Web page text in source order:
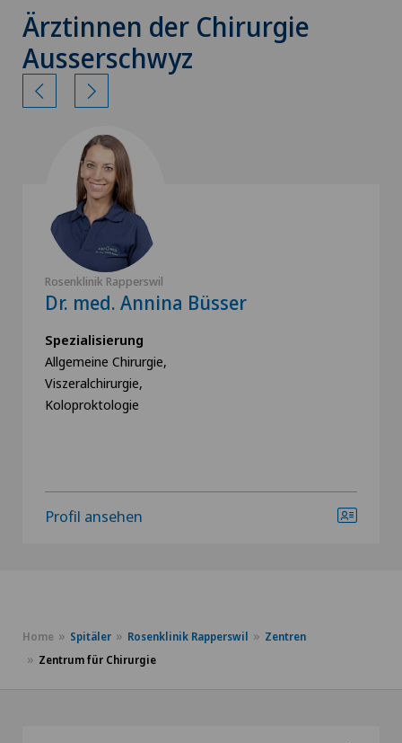
Ärztinnen der Chirurgie
Ausserschwyz
Rosenklinik Rapperswil
Dr. med. Annina Büsser
Spezialisierung
Allgemeine Chirurgie,
Viszeralchirurgie,
Koloproktologie
Profil ansehen
Home Spitäler Rosenklinik Rapperswil
Zentren
Zentrum für Chirurgie